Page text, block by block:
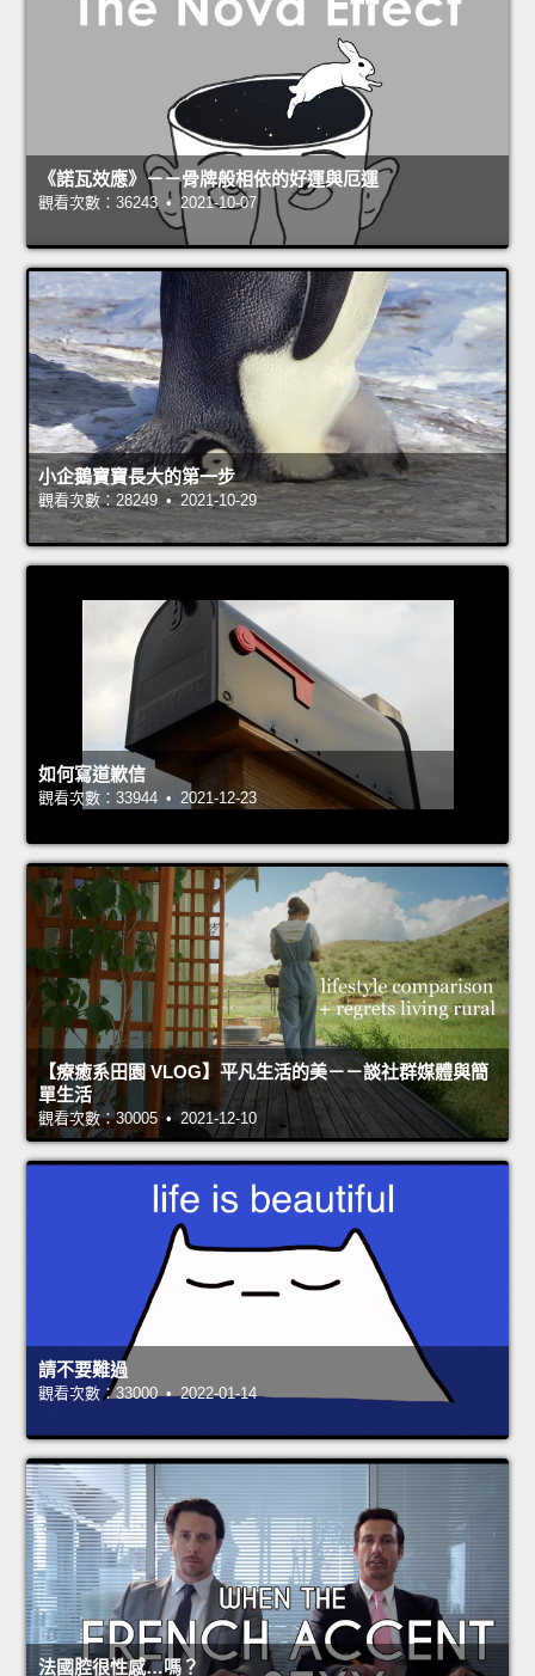
《諾瓦效應》－－骨牌般相依的好運與厄運
觀看次數：36243 • 2021-10-07
小企鵝寶寶長大的第一步
觀看次數：28249 • 2021-10-29
如何寫道歉信
觀看次數：33944 • 2021-12-23
【療癒系田園 VLOG】平凡生活的美－－談社群媒體與簡
單生活
觀看次數：30005 • 2021-12-10
請不要難過
觀看次數：33000 • 2022-01-14
法國腔很性感…嗎？